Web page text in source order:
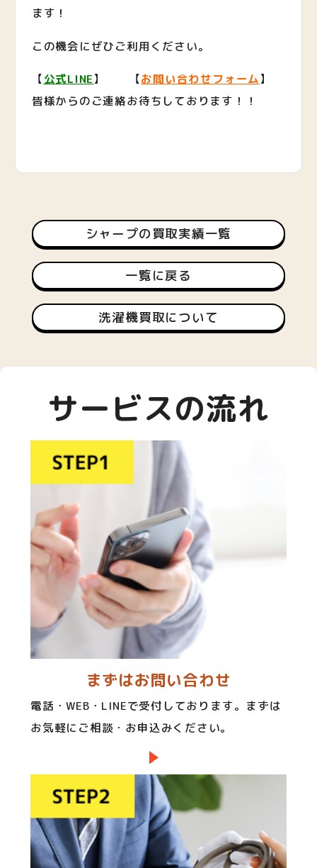
ます！
この機会にぜひご利用ください。
【公式LINE】 【お問い合わせフォーム】
皆様からのご連絡お待ちしております！！
シャープの買取実績一覧
一覧に戻る
洗濯機買取について
サービスの流れ
まずはお問い合わせ
電話・WEB・LINEで受付しております。まずは
お気軽にご相談・お申込みください。